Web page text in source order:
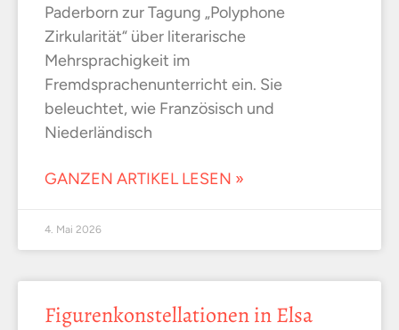
Paderborn zur Tagung „Polyphone
Zirkularität“ über literarische
Mehrsprachigkeit im
Fremdsprachenunterricht ein. Sie
beleuchtet, wie Französisch und
Niederländisch
GANZEN ARTIKEL LESEN »
4. Mai 2026
Figurenkonstellationen in Elsa